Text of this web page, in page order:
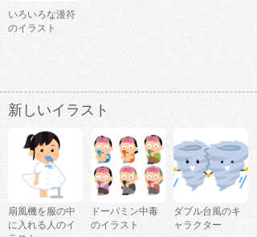
いろいろな漫符
のイラスト
新しいイラスト
扇風機を服の中
に入れる人のイ
ドーパミン中毒
のイラスト
ダブル台風のキ
ャラクター